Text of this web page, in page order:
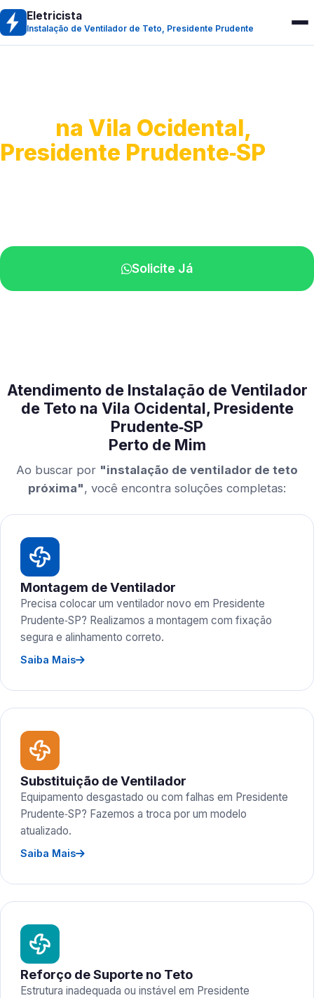
Eletricista
Instalação de Ventilador de Teto, Presidente Prudente
na Vila Ocidental,
Presidente Prudente‑SP
Solicite Já
Atendimento de Instalação de Ventilador
de Teto na Vila Ocidental, Presidente
Prudente‑SP
Perto de Mim
Ao buscar por "instalação de ventilador de teto
próxima", você encontra soluções completas:
Montagem de Ventilador
Precisa colocar um ventilador novo em Presidente
Prudente‑SP? Realizamos a montagem com fixação
segura e alinhamento correto.
Saiba Mais
Substituição de Ventilador
Equipamento desgastado ou com falhas em Presidente
Prudente‑SP? Fazemos a troca por um modelo
atualizado.
Saiba Mais
Reforço de Suporte no Teto
Estrutura inadequada ou instável em Presidente